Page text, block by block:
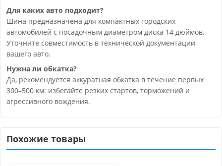
Для каких авто подходит?
Шина предназначена для компактных городских
автомобилей с посадочным диаметром диска 14 дюймов.
Уточните совместимость в технической документации
вашего авто.
Нужна ли обкатка?
Да, рекомендуется аккуратная обкатка в течение первых
300–500 км: избегайте резких стартов, торможений и
агрессивного вождения.
Похожие товары